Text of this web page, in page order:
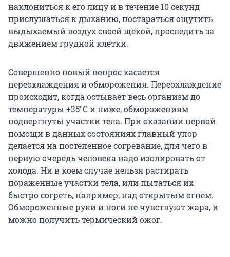
наклониться к его лицу и в течение 10 секунд
прислушаться к дыханию, постараться ощутить
выдыхаемый воздух своей щекой, проследить за
движением грудной клетки.
Совершенно новый вопрос касается
переохлаждения и обморожения. Переохлаждение
происходит, когда остывает весь организм до
температуры +35°С и ниже, обморожениям
подвергнуты участки тела. При оказании первой
помощи в данных состояниях главный упор
делается на постепенное согревание, для чего в
первую очередь человека надо изолировать от
холода. Ни в коем случае нельзя растирать
пораженные участки тела, или пытаться их
быстро согреть, например, над открытым огнем.
Обмороженные руки и ноги не чувствуют жара, и
можно получить термический ожог.